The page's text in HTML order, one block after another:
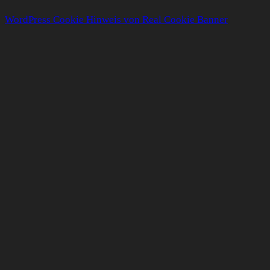
WordPress Cookie Hinweis von Real Cookie Banner